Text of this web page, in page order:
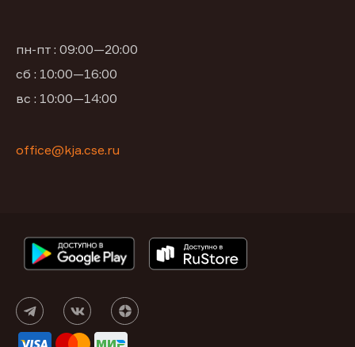
пн-пт : 09:00—20:00
сб : 10:00—16:00
вс : 10:00—14:00
office@kja.cse.ru